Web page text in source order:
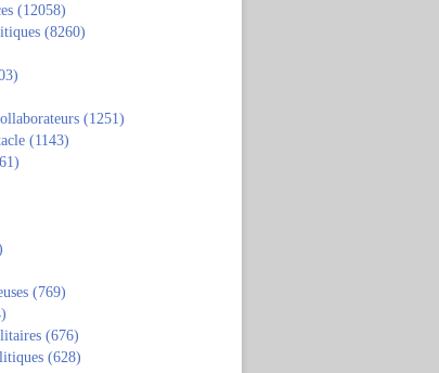
(12058)
(8260)
(1251)
(1143)
(769)
(676)
(628)